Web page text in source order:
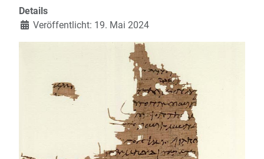
Details
Veröffentlicht: 19. Mai 2024